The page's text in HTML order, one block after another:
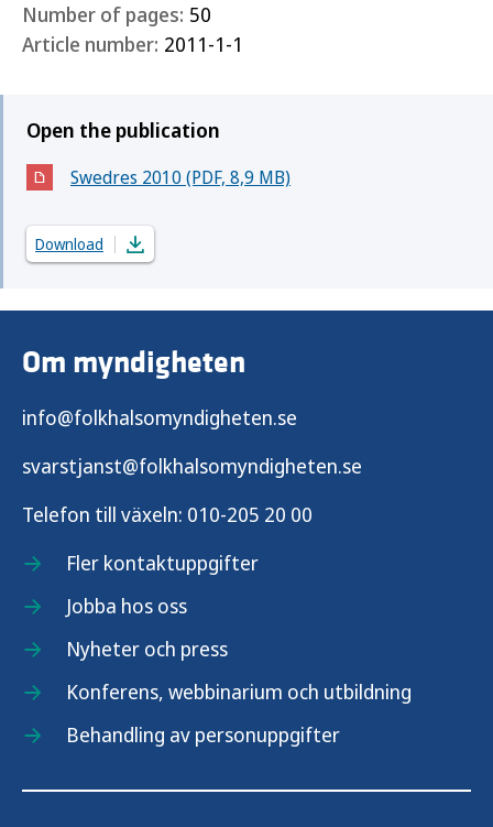
Number of pages: 50
Article number: 2011-1-1
Open the publication
Swedres 2010 (PDF, 8,9 MB)
(Öppnas i nytt fönster)
Download
Om myndigheten
info@folkhalsomyndigheten.se
svarstjanst@folkhalsomyndigheten.se
Telefon till växeln: 010-205 20 00
Fler kontaktuppgifter
Jobba hos oss
Nyheter och press
Konferens, webbinarium och utbildning
Behandling av personuppgifter